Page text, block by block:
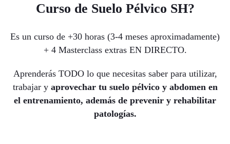
Curso de Suelo Pélvico SH?
Es un curso de +30 horas (3-4 meses aproximadamente)
+ 4 Masterclass extras EN DIRECTO.
Aprenderás TODO lo que necesitas saber para utilizar,
trabajar y aprovechar tu suelo pélvico y abdomen en
el entrenamiento, además de prevenir y rehabilitar
patologías.